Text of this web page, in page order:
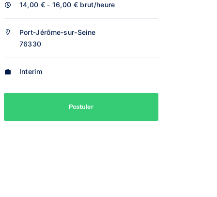
14,00 € - 16,00 € brut/heure
Port-Jérôme-sur-Seine
76330
Interim
Postuler